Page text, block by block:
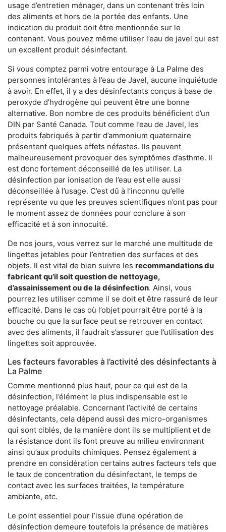
usage d’entretien ménager, dans un contenant très loin
des aliments et hors de la portée des enfants. Une
indication du produit doit être mentionnée sur le
contenant. Vous pouvez même utiliser l’eau de javel qui est
un excellent produit désinfectant.
Si vous comptez parmi votre entourage à La Palme des
personnes intolérantes à l’eau de Javel, aucune inquiétude
à avoir. En effet, il y a des désinfectants conçus à base de
peroxyde d’hydrogène qui peuvent être une bonne
alternative. Bon nombre de ces produits bénéficient d’un
DIN par Santé Canada. Tout comme l’eau de Javel, les
produits fabriqués à partir d’ammonium quaternaire
présentent quelques effets néfastes. Ils peuvent
malheureusement provoquer des symptômes d’asthme. Il
est donc fortement déconseillé de les utiliser. La
désinfection par ionisation de l’eau est elle aussi
déconseillée à l’usage. C’est dû à l’inconnu qu’elle
représente vu que les preuves scientifiques n’ont pas pour
le moment assez de données pour conclure à son
efficacité et à son innocuité.
De nos jours, vous verrez sur le marché une multitude de
lingettes jetables pour l’entretien des surfaces et des
objets. Il est vital de bien suivre les recommandations du
fabricant qu’il soit question de nettoyage,
d’assainissement ou de la désinfection. Ainsi, vous
pourrez les utiliser comme il se doit et être rassuré de leur
efficacité. Dans le cas où l’objet pourrait être porté à la
bouche ou que la surface peut se retrouver en contact
avec des aliments, il faudrait s’assurer que l’utilisation des
lingettes soit approuvée.
Les facteurs favorables à l’activité des désinfectants à
La Palme
Comme mentionné plus haut, pour ce qui est de la
désinfection, l’élément le plus indispensable est le
nettoyage préalable. Concernant l’activité de certains
désinfectants, cela dépend aussi des micro-organismes
qui sont ciblés, de la manière dont ils se multiplient et de
la résistance dont ils font preuve au milieu environnant
ainsi qu’aux produits chimiques. Pensez également à
prendre en considération certains autres facteurs tels que
le taux de concentration du désinfectant, le temps de
contact avec les surfaces traitées, la température
ambiante, etc.
Le point essentiel pour l’issue d’une opération de
désinfection demeure toutefois la présence de matières